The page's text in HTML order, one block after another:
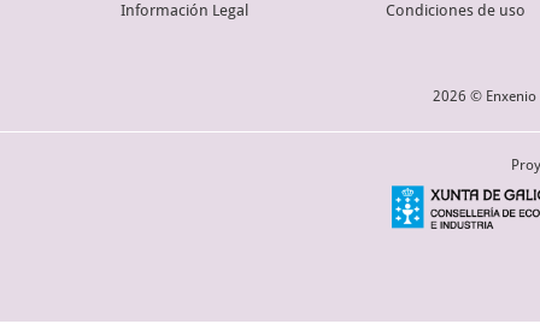
Información Legal
Condiciones de uso
2026 © Enxenio